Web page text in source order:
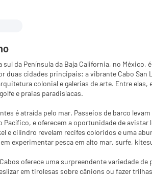
sul da Península da Baja California, no
duas cidades principais: a vibrante Cabo
colonial e galerias de arte. Entre
e praias paradisíacas.
é atraída pelo mar. Passeios de barco
Pacífico, e oferecem a oportunidade de
e cilindro revelam recifes coloridos e uma
experimentar pesca em alto mar, surfe,
oferece uma surpreendente variedade
em tirolesas sobre cânions ou fazer